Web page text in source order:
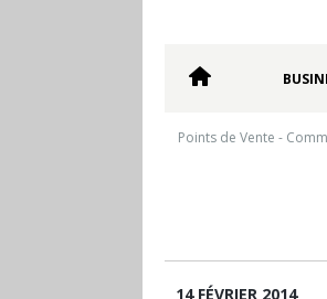
Points de Vente -
14 FÉVRIER 2014